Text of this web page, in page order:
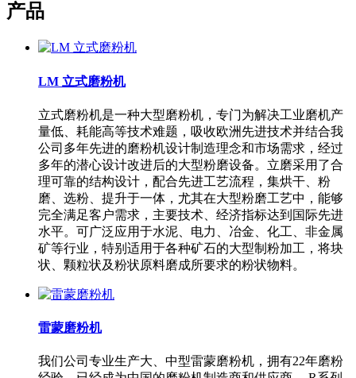
产品
LM 立式磨粉机
立式磨粉机是一种大型磨粉机，专门为解决工业磨机产
量低、耗能高等技术难题，吸收欧洲先进技术并结合我
公司多年先进的磨粉机设计制造理念和市场需求，经过
多年的潜心设计改进后的大型粉磨设备。立磨采用了合
理可靠的结构设计，配合先进工艺流程，集烘干、粉
磨、选粉、提升于一体，尤其在大型粉磨工艺中，能够
完全满足客户需求，主要技术、经济指标达到国际先进
水平。可广泛应用于水泥、电力、冶金、化工、非金属
矿等行业，特别适用于各种矿石的大型制粉加工，将块
状、颗粒状及粉状原料磨成所要求的粉状物料。
雷蒙磨粉机
我们公司专业生产大、中型雷蒙磨粉机，拥有22年磨粉